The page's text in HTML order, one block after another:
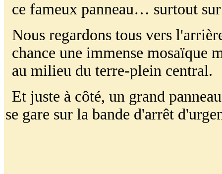
ce fameux panneau… surtout
Nous regardons tous vers
chance une immense mosaïque
au milieu du terre-plein central.
Et juste à côté, un grand
se gare sur la bande d'arrêt